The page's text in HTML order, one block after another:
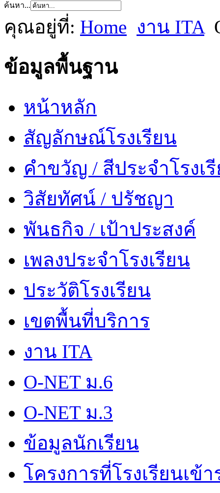
ค้นหา...
คุณอยู่ที่: Home งาน ITA
ข้อมูลพื้นฐาน
หน้าหลัก
สัญลักษณ์โรงเรียน
คำขวัญ / สีประจำโรงเ
วิสัยทัศน์ / ปรัชญา
พันธกิจ / เป้าประสงค์
เพลงประจำโรงเรียน
ประวัติโรงเรียน
เขตพื้นที่บริการ
งาน ITA
O-NET ม.6
O-NET ม.3
ข้อมูลนักเรียน
โครงการที่โรงเรียนเข้